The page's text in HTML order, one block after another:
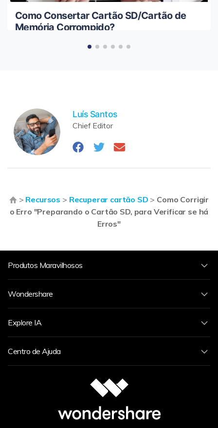
Como Consertar Cartão SD/Cartão de
Memória Corrompido?
Luís Santos
Chief Editor
> Recursos > Recuperar cartão SD > Como Corrigir
o Erro "Preparando o Cartão SD, para Verificar se há
Erros"
Produtos Maravilhosos
Wondershare
Explore IA
Centro de Ajuda